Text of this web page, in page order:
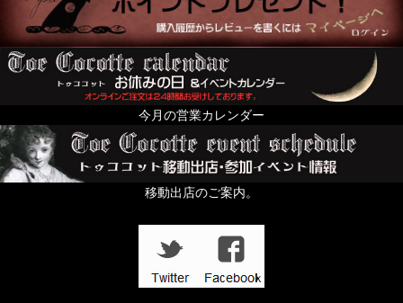
今月の営業カレンダー
移動出店のご案内。